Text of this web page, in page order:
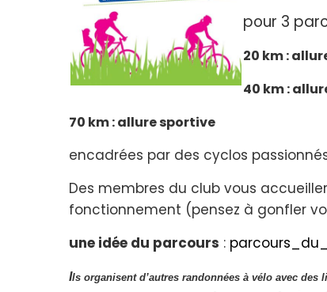
pour 3
20 km :
40 km :
70 km : allure sportive
encadrées par des cyclos
Des membres du club vous
fonctionnement (pensez à gonfler
une idée du parcours :
Ils organisent d’autres randonnées à vélo avec